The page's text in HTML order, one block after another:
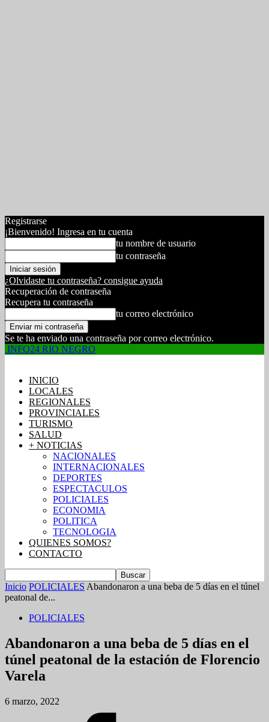
Registrarse
¡Bienvenido! Ingresa en tu cuenta
tu nombre de usuario
tu contraseña
¿Olvidaste tu contraseña? consigue ayuda
Recuperación de contraseña
Recupera tu contraseña
tu correo electrónico
Se te ha enviado una contraseña por correo electrónico.
INFO24 RIO NEGRO
INICIO
LOCALES
REGIONALES
PROVINCIALES
TURISMO
SALUD
+ NOTICIAS
NACIONALES
INTERNACIONALES
DEPORTES
ESPECTACULOS
POLICIALES
ECONOMIA
POLITICA
TECNOLOGIA
QUIENES SOMOS?
CONTACTO
Inicio POLICIALES Abandonaron a una beba de 5 días en el túnel
peatonal de...
POLICIALES
Abandonaron a una beba de 5 días en el
túnel peatonal de la estación de Florencio
Varela
6 marzo, 2022